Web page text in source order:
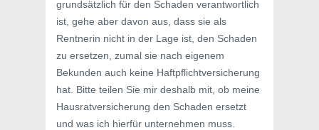
grundsätzlich für den Schaden verantwortlich
ist, gehe aber davon aus, dass sie als
Rentnerin nicht in der Lage ist, den Schaden
zu ersetzen, zumal sie nach eigenem
Bekunden auch keine Haftpflichtversicherung
hat. Bitte teilen Sie mir deshalb mit, ob meine
Hausratversicherung den Schaden ersetzt
und was ich hierfür unternehmen muss.